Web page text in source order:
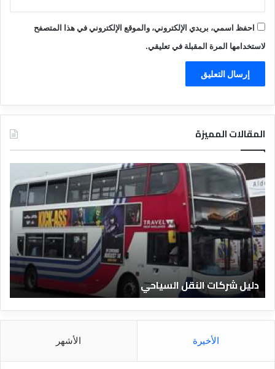
احفظ اسمي، بريدي الإلكتروني، والموقع الإلكتروني في هذا المتصفح
لاستخدامها المرة المقبلة في تعليقي.
المقالات المميزة
ل
ي
ا
ل
ف
ن
ق
ا
ل
ر
دليل الفنادق المصرية
ق
و
الأخيرة الأشهر